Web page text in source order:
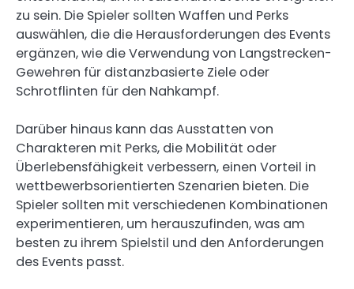
zu sein. Die Spieler sollten Waffen und Perks
auswählen, die die Herausforderungen des Events
ergänzen, wie die Verwendung von Langstrecken-
Gewehren für distanzbasierte Ziele oder
Schrotflinten für den Nahkampf.
Darüber hinaus kann das Ausstatten von
Charakteren mit Perks, die Mobilität oder
Überlebensfähigkeit verbessern, einen Vorteil in
wettbewerbsorientierten Szenarien bieten. Die
Spieler sollten mit verschiedenen Kombinationen
experimentieren, um herauszufinden, was am
besten zu ihrem Spielstil und den Anforderungen
des Events passt.